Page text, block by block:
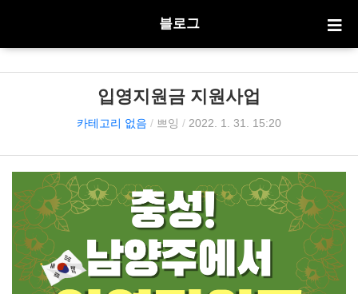
블로그
입영지원금 지원사업
카테고리 없음 / 쁘잉 / 2022. 1. 31. 15:20